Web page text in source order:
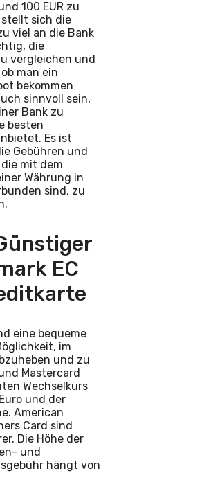
100 EUR zu
stellt sich die
viel an die Bank
die
vergleichen und
man ein
bekommen
sinnvoll sein,
Bank zu
besten
Es ist
Gebühren und
mit dem
Währung in
sind, zu
EC
eine bequeme
im
und zu
Mastercard
Wechselkurs
und der
American
Card sind
Die Höhe der
und
hängt von